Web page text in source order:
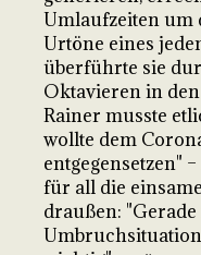
Umlaufzeiten um
Urtöne eines
überführte sie
Oktavieren in
Rainer musste
wollte dem
entgegensetzen"
für all die
draußen: